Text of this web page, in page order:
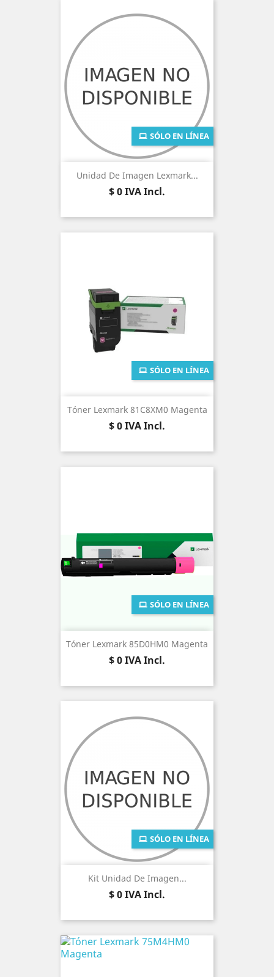
Unidad De Imagen Lexmark...
Precio
$ 0IVA Incl.
SÓLO EN LÍNEA
Tóner Lexmark 81C8XM0 Magenta
Precio
$ 0IVA Incl.
SÓLO EN LÍNEA
Tóner Lexmark 85D0HM0 Magenta
Precio
$ 0IVA Incl.
SÓLO EN LÍNEA
Kit Unidad De Imagen...
Precio
$ 0IVA Incl.
SÓLO EN LÍNEA